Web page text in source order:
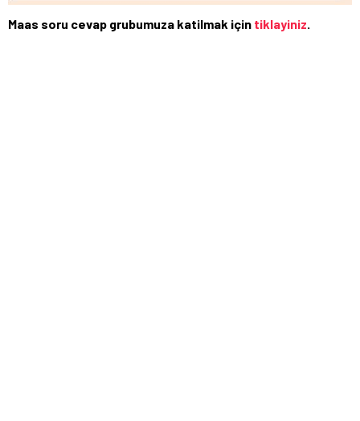
Maas soru cevap grubumuza katilmak için tiklayiniz